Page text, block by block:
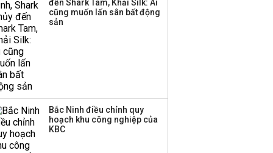
đến Shark Tam, Khải Silk: Ai
cũng muốn lấn sân bất động
sản
Bắc Ninh điều chỉnh quy
hoạch khu công nghiệp của
KBC